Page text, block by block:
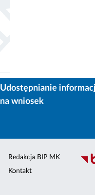
Udostępnianie
na wniosek
Redakcja BIP MK
Kontakt